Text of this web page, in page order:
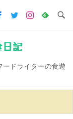
日記
ドライターの食遊